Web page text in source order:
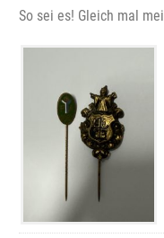
So sei es! Gleich mal